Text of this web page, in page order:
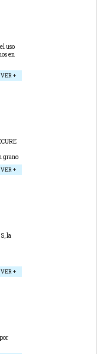
uso
en
VER +
grano
VER +
la
VER +